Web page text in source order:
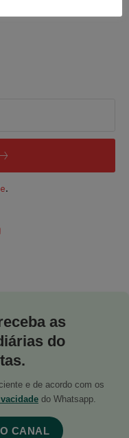
.
as
do
e de acordo com os
do Whatsapp.
CANAL